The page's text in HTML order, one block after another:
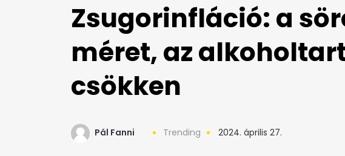
Zsugorinfláció: a
méret, az
csökken
Pál Fanni Trending 2024. április 27.